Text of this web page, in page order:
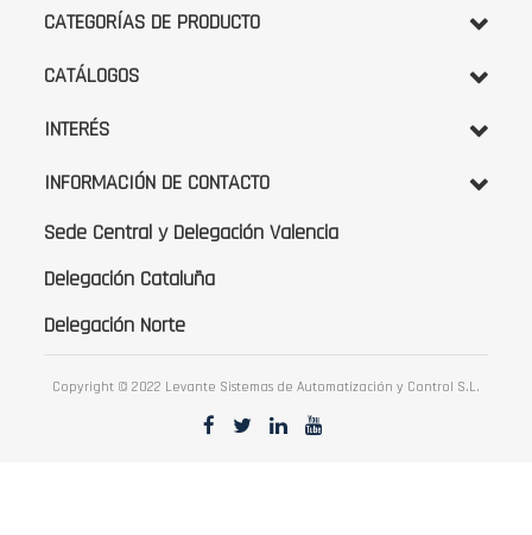
noticias:
CATEGORÍAS DE PRODUCTO
CATÁLOGOS
INTERÉS
INFORMACIÓN DE CONTACTO
Sede Central y Delegación Valencia
Delegación Cataluña
Delegación Norte
Copyright © 2022 Levante Sistemas de Automatización y Control S.L.